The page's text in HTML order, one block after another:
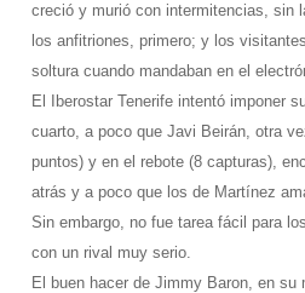
creció y murió con intermitencias, sin
los anfitriones, primero; y los
soltura cuando mandaban en el
El Iberostar Tenerife intentó imponer
cuarto, a poco que Javi Beirán, otra
puntos) y en el rebote (8 capturas),
atrás y a poco que los de Martínez
Sin embargo, no fue tarea fácil para
con un rival muy serio.
El buen hacer de Jimmy Baron, en su